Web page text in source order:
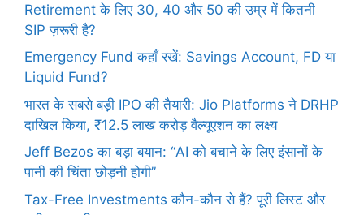
Retirement के लिए 30, 40 और 50 की उम्र में कितनी
SIP ज़रूरी है?
Emergency Fund कहाँ रखें: Savings Account, FD या
Liquid Fund?
भारत के सबसे बड़ी IPO की तैयारी: Jio Platforms ने DRHP
दाखिल किया, ₹12.5 लाख करोड़ वैल्यूएशन का लक्ष्य
Jeff Bezos का बड़ा बयान: “AI को बचाने के लिए इंसानों के
पानी की चिंता छोड़नी होगी”
Tax-Free Investments कौन-कौन से हैं? पूरी लिस्ट और